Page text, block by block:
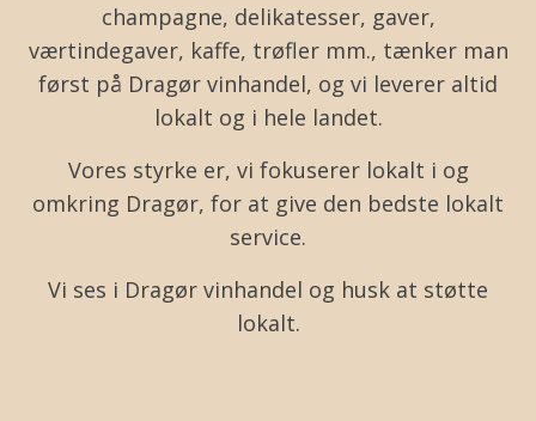
champagne, delikatesser, gaver,
værtindegaver, kaffe, trøfler mm., tænker man
først på Dragør vinhandel, og vi leverer altid
lokalt og i hele landet.
Vores styrke er, vi fokuserer lokalt i og
omkring Dragør, for at give den bedste lokalt
service.
Vi ses i Dragør vinhandel og husk at støtte
lokalt.